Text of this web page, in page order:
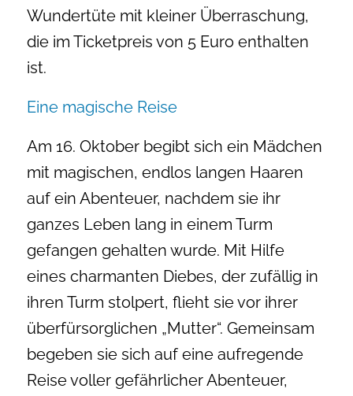
Wundertüte mit kleiner Überraschung,
die im Ticketpreis von 5 Euro enthalten
ist.
Eine magische Reise
Am 16. Oktober begibt sich ein Mädchen
mit magischen, endlos langen Haaren
auf ein Abenteuer, nachdem sie ihr
ganzes Leben lang in einem Turm
gefangen gehalten wurde. Mit Hilfe
eines charmanten Diebes, der zufällig in
ihren Turm stolpert, flieht sie vor ihrer
überfürsorglichen „Mutter“. Gemeinsam
begeben sie sich auf eine aufregende
Reise voller gefährlicher Abenteuer,